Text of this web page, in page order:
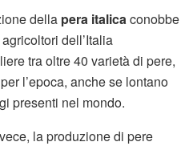
della pera italicaconobbe
dell’Italia
tra oltre 40 varietà di pere,
l’epoca, anche se lontano
presenti nel mondo.
la produzione di pere